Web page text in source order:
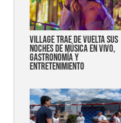
Village trae de vuelta sus
noches de música en vivo,
gastronomía y
entretenimiento